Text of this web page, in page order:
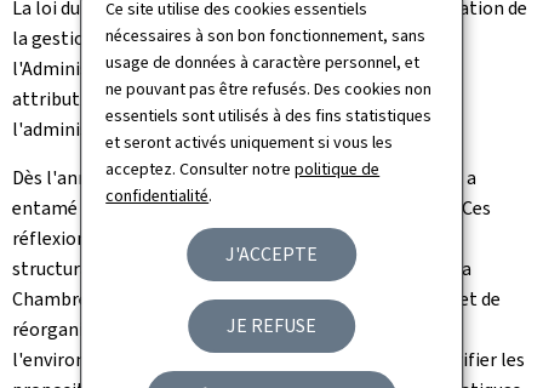
Ce site utilise des cookies essentiels
nécessaires à son bon fonctionnement, sans
usage de données à caractère personnel, et
ne pouvant pas être refusés. Des cookies non
essentiels sont utilisés à des fins statistiques
et seront activés uniquement si vous les
acceptez. Consulter notrepolitique de
confidentialité.
J'ACCEPTE
JE REFUSE
La loi du 28 mai 2004 portant création d'une Administration de
la gestion de l'eau a supprimé la division des eaux de
l'Administration de l'environnement du fait que les
attributions de cette dernière ont été transférées vers
l'administration nouvellement créée.
Dès l'année 2010, l'Administration de l'environnement a
entamé les réflexions concernant une réorganisation. Ces
réflexions ont abouti à un premier projet de nouvelle
structuration. En exécution de la motion adoptée par la
Chambre des députés en date du 12 juillet 2011, le projet de
réorganisation élaboré par l'Administration de
l'environnement a dû être soumis à un audit afin de vérifier les